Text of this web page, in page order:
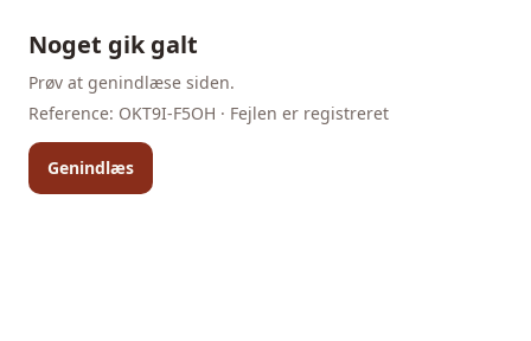
Noget gik galt
Prøv at genindlæse siden.
Reference: OKT9I-F5OH · Fejlen er registreret
Genindlæs